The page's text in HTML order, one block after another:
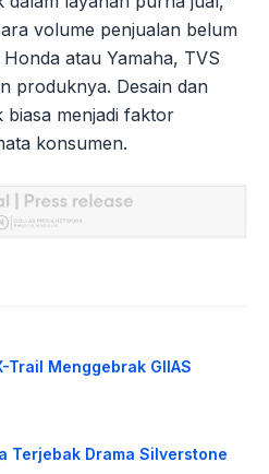
volume penjualan belum
atau Yamaha, TVS
produknya. Desain dan
biasa menjadi faktor
konsumen.
Trail Menggebrak GIIAS
Terjebak Drama Silverstone